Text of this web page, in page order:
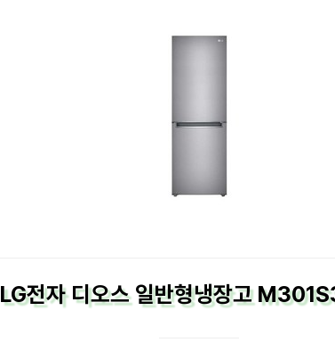
LG전자 디오스 일반형냉장고